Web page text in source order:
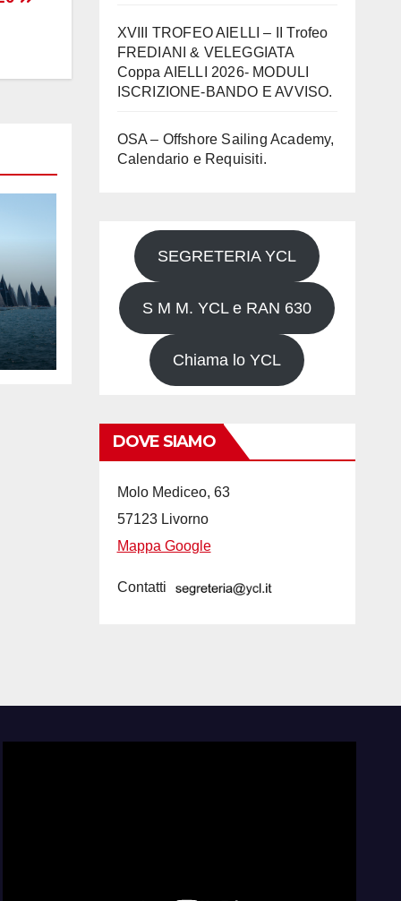
XVIII TROFEO AIELLI – II Trofeo
FREDIANI & VELEGGIATA
Coppa AIELLI 2026- MODULI
ISCRIZIONE-BANDO E AVVISO.
OSA – Offshore Sailing Academy,
Calendario e Requisiti.
SEGRETERIA YCL
S M M. YCL e RAN 630
Chiama lo YCL
DOVE SIAMO
Molo Mediceo, 63
57123 Livorno
Mappa Google
Contatti